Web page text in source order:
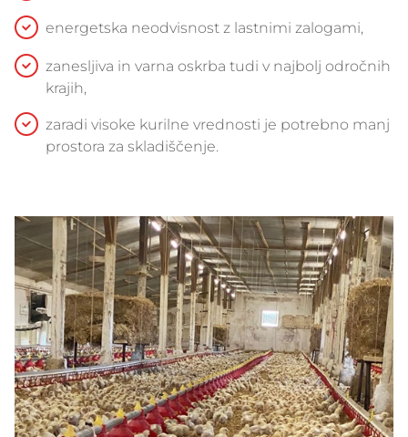
energetska neodvisnost z lastnimi zalogami,
zanesljiva in varna oskrba tudi v najbolj odročnih
krajih,
zaradi visoke kurilne vrednosti je potrebno manj
prostora za skladiščenje.